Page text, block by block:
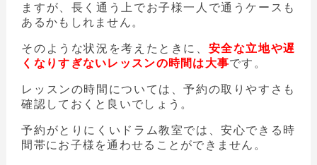
ますが、長く通う上でお子様一人で通うケースも
あるかもしれません。
そのような状況を考えたときに、 安全な立地や遅
くなりすぎないレッスンの時間は大事です。
レッスンの時間については、予約の取りやすさも
確認しておくと良いでしょう。
予約がとりにくいドラム教室では、安心できる時
間帯にお子様を通わせることができません。